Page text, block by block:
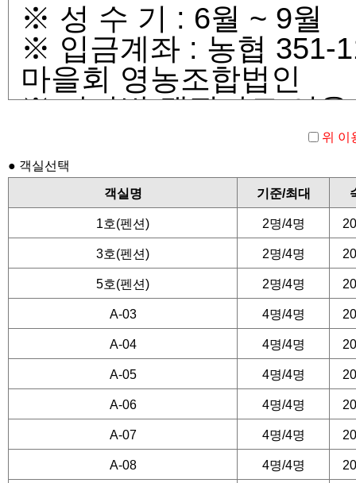
※ 성 수 기 : 6월 ~ 9월
※ 입금계좌 : 농협 351-
마을회 영농조합법인
※ 카라반,캠핑카로 이용
■ 예약안내
객실 예약은 24시간 가
예약 당일에 예약금을
취소될 수 있읍니다
예약 후 날짜 변경, 객실
해 주셔야 합니다.
■ 객실이용 유의사항
위 이
● 객실선택
객실명 기준/최대
1호(펜션) 2명/4명
3호(펜션) 2명/4명
5호(펜션) 2명/4명
A-03 4명/4명
A-04 4명/4명
A-05 4명/4명
A-06 4명/4명
A-07 4명/4명
A-08 4명/4명